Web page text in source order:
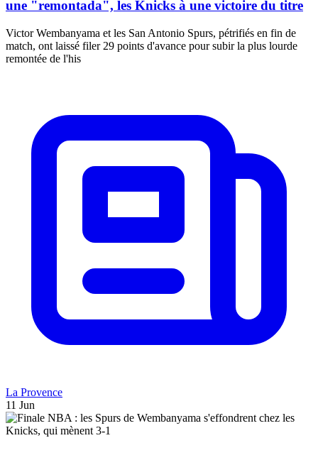
une "remontada", les Knicks à une victoire du titre
Victor Wembanyama et les San Antonio Spurs, pétrifiés en fin de
match, ont laissé filer 29 points d'avance pour subir la plus lourde
remontée de l'his
La Provence
11 Jun